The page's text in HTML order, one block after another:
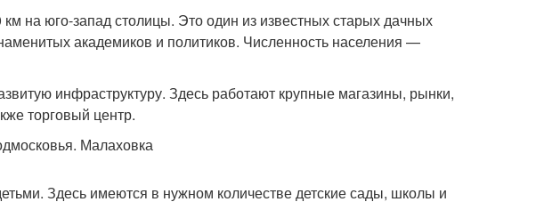
на юго-запад столицы. Это один из известных старых дачных
академиков и политиков. Численность населения —
инфраструктуру. Здесь работают крупные магазины, рынки,
торговый центр.
Здесь имеются в нужном количестве детские сады, школы и